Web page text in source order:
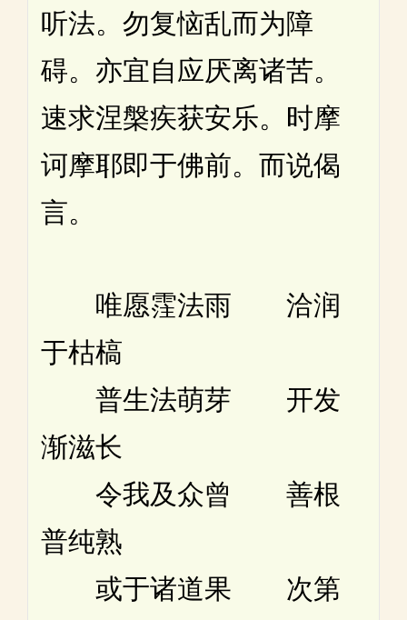
听法。勿复恼乱而为障
碍。亦宜自应厌离诸苦。
速求涅槃疾获安乐。时摩
诃摩耶即于佛前。而说偈
言。
唯愿霔法雨 洽润
于枯槁
普生法萌芽 开发
渐滋长
令我及众曾 善根
普纯熟
或于诸道果 次第